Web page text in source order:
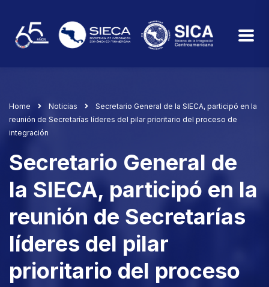
Home Noticias
Secretario General de la SIECA, participó en la
reunión de Secretarías líderes del pilar prioritario del proceso de
integración
Secretario General de
la SIECA, participó en la
reunión de Secretarías
líderes del pilar
prioritario del proceso